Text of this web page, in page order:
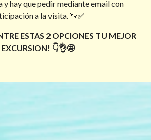
hay que pedir mediante email con
a la visita. 🐾✅
ESTAS 2 OPCIONES TU MEJOR
EXCURSION! 👇👌🤩